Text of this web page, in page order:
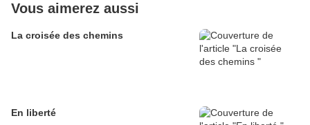
Vous aimerez aussi
La croisée des chemins
En liberté